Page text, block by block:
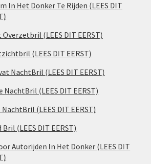
In Het Donker Te Rijden (LEES DIT
Overzetbril (LEES DIT EERST)
(LEES DIT EERST)
NachtBril (LEES DIT EERST)
NachtBril (LEES DIT EERST)
(LEES DIT EERST)
Bril (LEES DIT EERST)
Autorijden In Het Donker (LEES DIT